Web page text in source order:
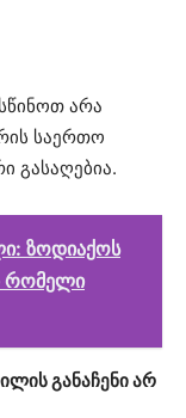
არა
საერთო
გასაღებია.
ზოდიაქოს
რომელი
განაჩენი არ